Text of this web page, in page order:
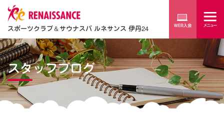
スポーツクラブ＆サウナスパ ルネサンス 伊丹24
スタッフブログ